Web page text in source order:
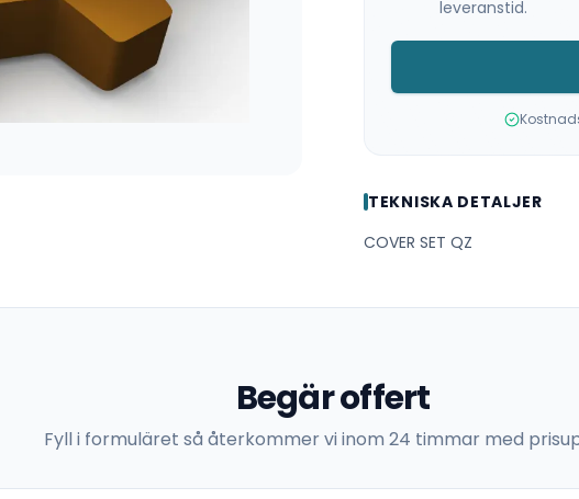
leveranstid.
TEKNISKA DETALJER
COVER SET QZ
Begär offert
Fyll i formuläret så återkommer vi inom 24 timmar med